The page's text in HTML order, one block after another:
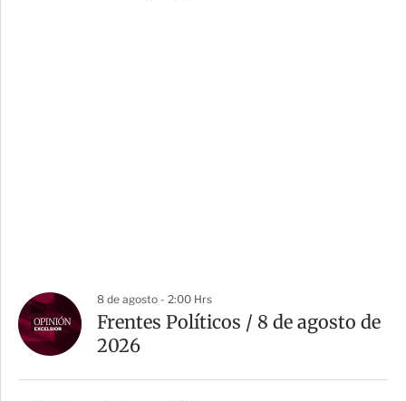
8 de agosto - 2:00 Hrs
Frentes Políticos / 8 de agosto de
2026